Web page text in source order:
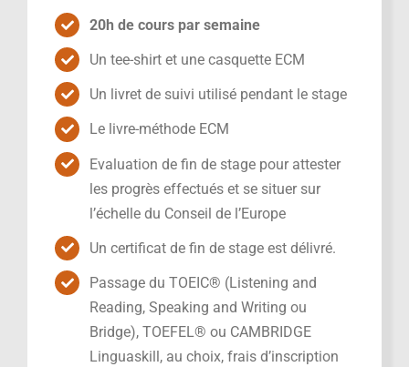
20h de cours par semaine
Un tee-shirt et une casquette ECM
Un livret de suivi utilisé pendant le stage
Le livre-méthode ECM
Evaluation de fin de stage pour attester
les progrès effectués et se situer sur
l’échelle du Conseil de l’Europe
Un certificat de fin de stage est délivré.
Passage du TOEIC® (Listening and
Reading, Speaking and Writing ou
Bridge), TOEFEL® ou CAMBRIDGE
Linguaskill, au choix, frais d’inscription